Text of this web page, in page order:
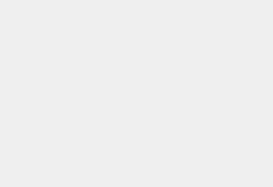
fotoaparatom, na pragu glavnega